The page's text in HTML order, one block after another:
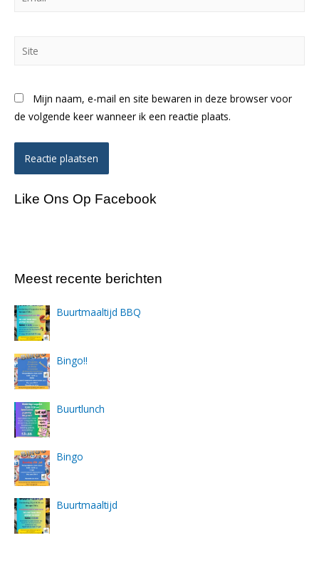
Mijn naam, e-mail en site bewaren in deze browser voor
de volgende keer wanneer ik een reactie plaats.
Like Ons Op Facebook
Meest recente berichten
Buurtmaaltijd BBQ
Bingo!!
Buurtlunch
Bingo
Buurtmaaltijd